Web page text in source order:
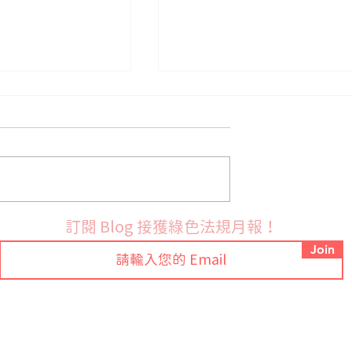
布 RoHS 指令鉛
草案並展開公開
法國9月份開始實施PFAS
訂閱 Blog 接獲綠色法規月報！
Join